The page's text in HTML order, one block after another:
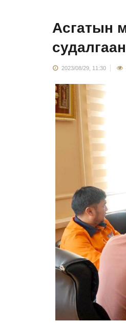
Асгатын
2023/08/29, 11:30